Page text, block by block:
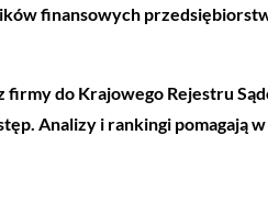
finansowych
do Krajowego Rejestru
Analizy i rankingi pomagają